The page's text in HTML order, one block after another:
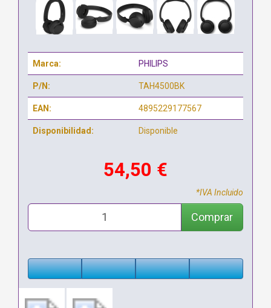
Marca: PHILIPS
P/N: TAH4500BK
EAN: 4895229177567
Disponibilidad: Disponible
54,50 €
*IVA Incluido
Comprar